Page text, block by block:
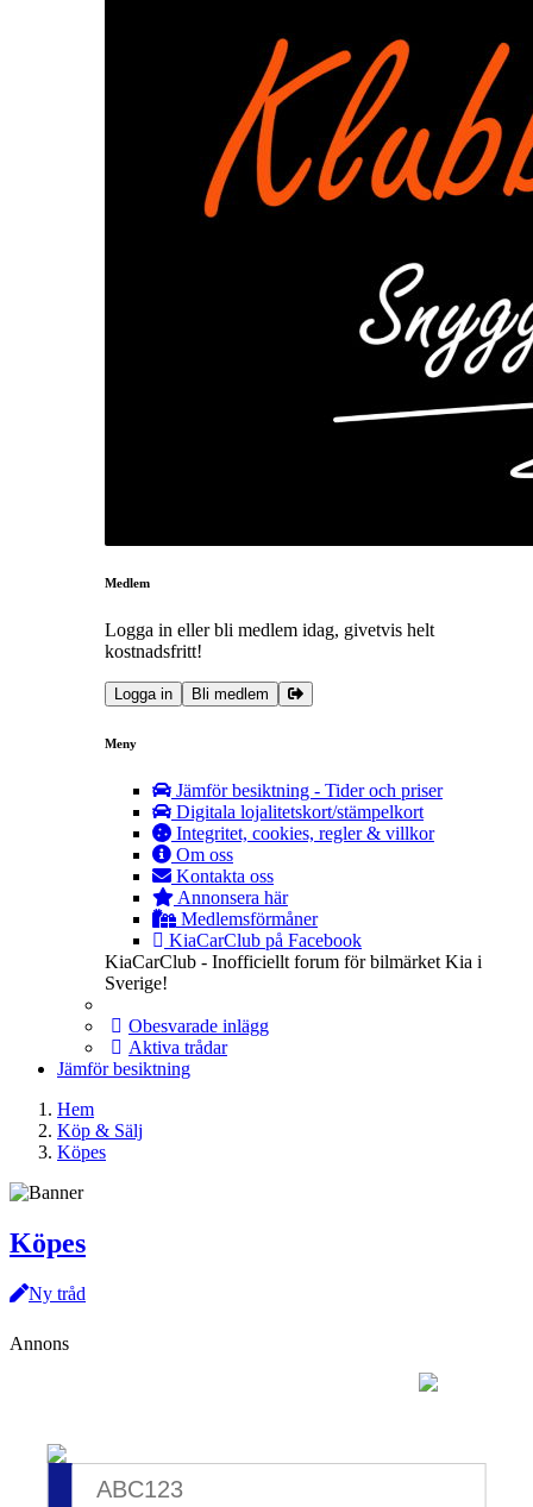
Medlem
Logga in eller bli medlem idag, givetvis helt
kostnadsfritt!
Logga in Bli medlem
Meny
Jämför besiktning - Tider och priser
Digitala lojalitetskort/stämpelkort
Integritet, cookies, regler & villkor
Om oss
Kontakta oss
Annonsera här
Medlemsförmåner
KiaCarClub på Facebook
KiaCarClub - Inofficiellt forum för bilmärket Kia i
Sverige!
Obesvarade inlägg
Aktiva trådar
Jämför besiktning
Hem
Köp & Sälj
Köpes
Köpes
Ny tråd
Annons